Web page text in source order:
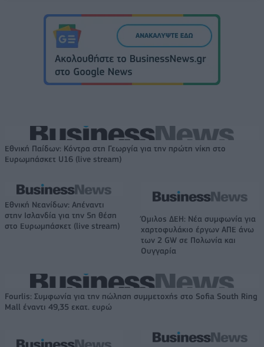
Εθνική Παίδων: Κόντρα στη Γεωργία για την πρώτη νίκη στο
Ευρωμπάσκετ U16 (live stream)
Εθνική Νεανίδων: Απέναντι
στην Ισλανδία για την 5η θέση
στο Ευρωμπάσκετ (live stream)
Όμιλος ΔΕΗ: Νέα συμφωνία για
χαρτοφυλάκιο έργων ΑΠΕ άνω
των 2 GW σε Πολωνία και
Ουγγαρία
Fourlis: Συμφωνία για την πώληση συμμετοχής στο Sofia South Ring
Mall έναντι 49,35 εκατ. ευρώ